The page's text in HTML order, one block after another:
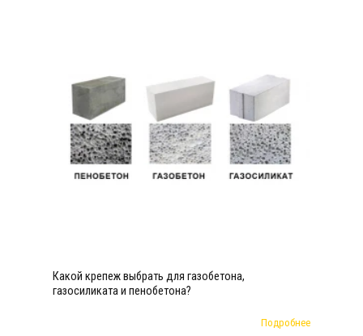
Какой крепеж выбрать для газобетона,
газосиликата и пенобетона?
Подробнее